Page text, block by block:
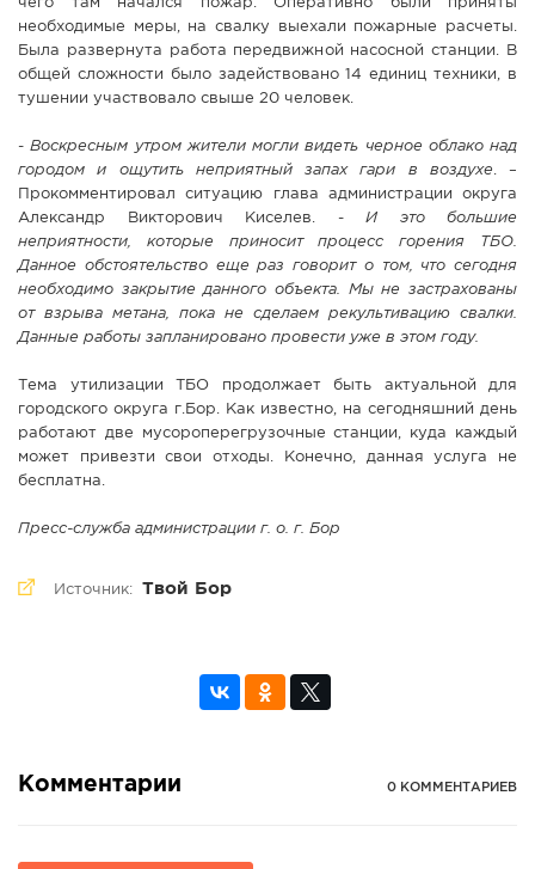
чего там начался пожар. Оперативно были приняты
необходимые меры, на свалку выехали пожарные расчеты.
Была развернута работа передвижной насосной станции. В
общей сложности было задействовано 14 единиц техники, в
тушении участвовало свыше 20 человек.
-Воскресным утром жители могли видеть черное облако над
городом и ощутить неприятный запах гари в воздухе . –
Прокомментировал ситуацию глава администрации округа
Александр Викторович Киселев. - И это большие
неприятности, которые приносит процесс горения ТБО.
Данное обстоятельство еще раз говорит о том, что сегодня
необходимо закрытие данного объекта. Мы не застрахованы
от взрыва метана, пока не сделаем рекультивацию свалки.
Данные работы запланировано провести уже в этом году.
Тема утилизации ТБО продолжает быть актуальной для
городского округа г.Бор. Как известно, на сегодняшний день
работают две мусороперегрузочные станции, куда каждый
может привезти свои отходы. Конечно, данная услуга не
бесплатна.
Пресс-служба администрации г. о. г. Бор
Источник: Твой Бор
Комментарии 0 КОММЕНТАРИЕВ